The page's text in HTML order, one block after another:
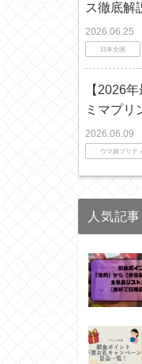
ス徹底解
2026.06.25
日本全国
【2026
ミマプリ
2026.06.09
ウマ娘プリテ
人気記事